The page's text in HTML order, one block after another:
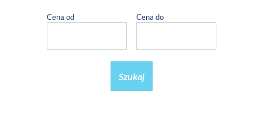
Cena od Cena do
Szukaj